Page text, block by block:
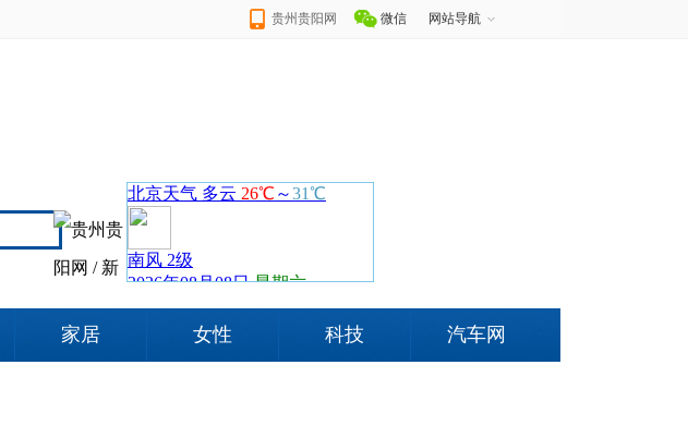
贵州贵阳网 微信 网站导航
家居 女性 科技 汽车网